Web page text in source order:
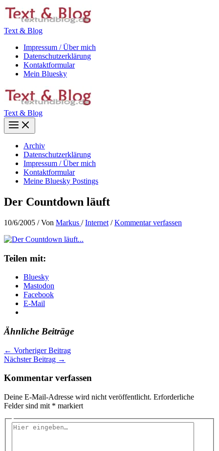
Zum
Inhalt
Text & Blog
Impressum / Über mich
Datenschutzerklärung
Kontaktformular
Mein Bluesky
Text & Blog
Main
Menu
Archiv
Datenschutzerklärung
Impressum / Über mich
Kontaktformular
Meine Bluesky Postings
Der Countdown läuft
10/6/2005 / Von Markus /Internet /Kommentar verfassen
Teilen mit:
Bluesky
Mastodon
Facebook
E-Mail
Ähnliche Beiträge
← Vorheriger Beitrag
Nächster Beitrag →
Kommentar verfassen
Deine E-Mail-Adresse wird nicht veröffentlicht. Erforderliche
Felder sind mit * markiert
Hier